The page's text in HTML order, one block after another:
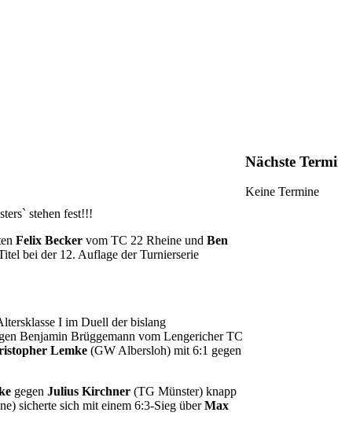
stehen fest!!!
Felix Becker vom TC 22 Rheine und Ben
bei der 12. Auflage der Turnierserie
I im Duell der bislang
Benjamin Brüggemann vom Lengericher TC
Lemke (GW Albersloh) mit 6:1 gegen
gegen Julius Kirchner (TG Münster) knapp
sicherte sich mit einem 6:3-Sieg überMax
Nächste
Keine Termine